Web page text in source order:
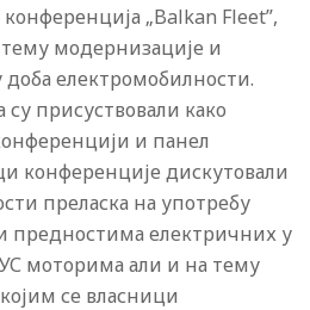
„Balkan Fleet”,
модернизације и
електромобилности.
присуствовали како
и панел
конференције дискутовали
преласка на употребу
предностима електричних у
моторима али и на тему
се власници